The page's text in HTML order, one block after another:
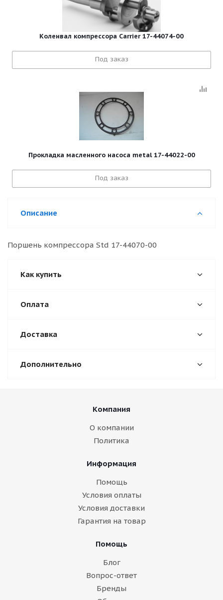
Коленвал компрессора Carrier 17-44074-00
Под заказ
Прокладка масленного насоса metal 17-44022-00
Под заказ
Описание
Поршень компрессора Std 17-44070-00
Как купить
Оплата
Доставка
Дополнительно
Компания
О компании
Политика
Информация
Помощь
Условия оплаты
Условия доставки
Гарантия на товар
Помощь
Блог
Вопрос-ответ
Бренды